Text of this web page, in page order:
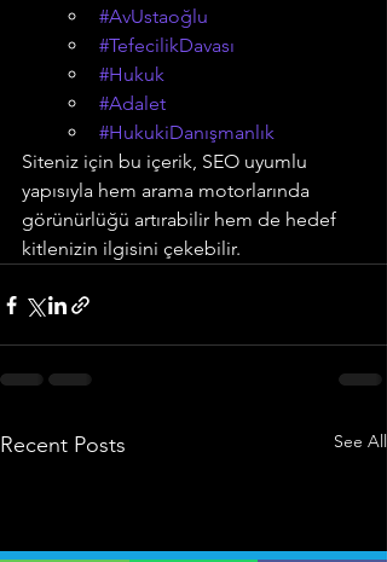
#AvUstaoğlu
#TefecilikDavası
#Hukuk
#Adalet
#HukukiDanışmanlık
Siteniz için bu içerik, SEO uyumlu
yapısıyla hem arama motorlarında
görünürlüğü artırabilir hem de hedef
kitlenizin ilgisini çekebilir.
Recent Posts See All